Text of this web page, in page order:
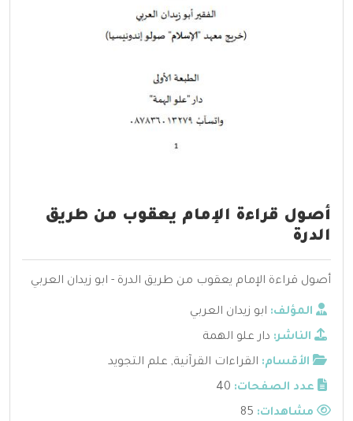
أصول قراءة الإمام يعقوب من طريق
الدرة
أصول قراءة الإمام يعقوب من طريق الدرة - ابو زيدان العربي
المؤلف: ابو زيدان العربي
الناشر: دار علو الهمة
الأقسام: القراءات القرآنية, علم التجويد
عدد الصفحات: 40
مشاهدات: